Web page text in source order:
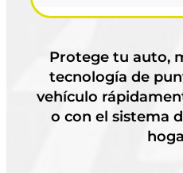
Protege tu auto,
tecnología de
vehículo
o con el sistema